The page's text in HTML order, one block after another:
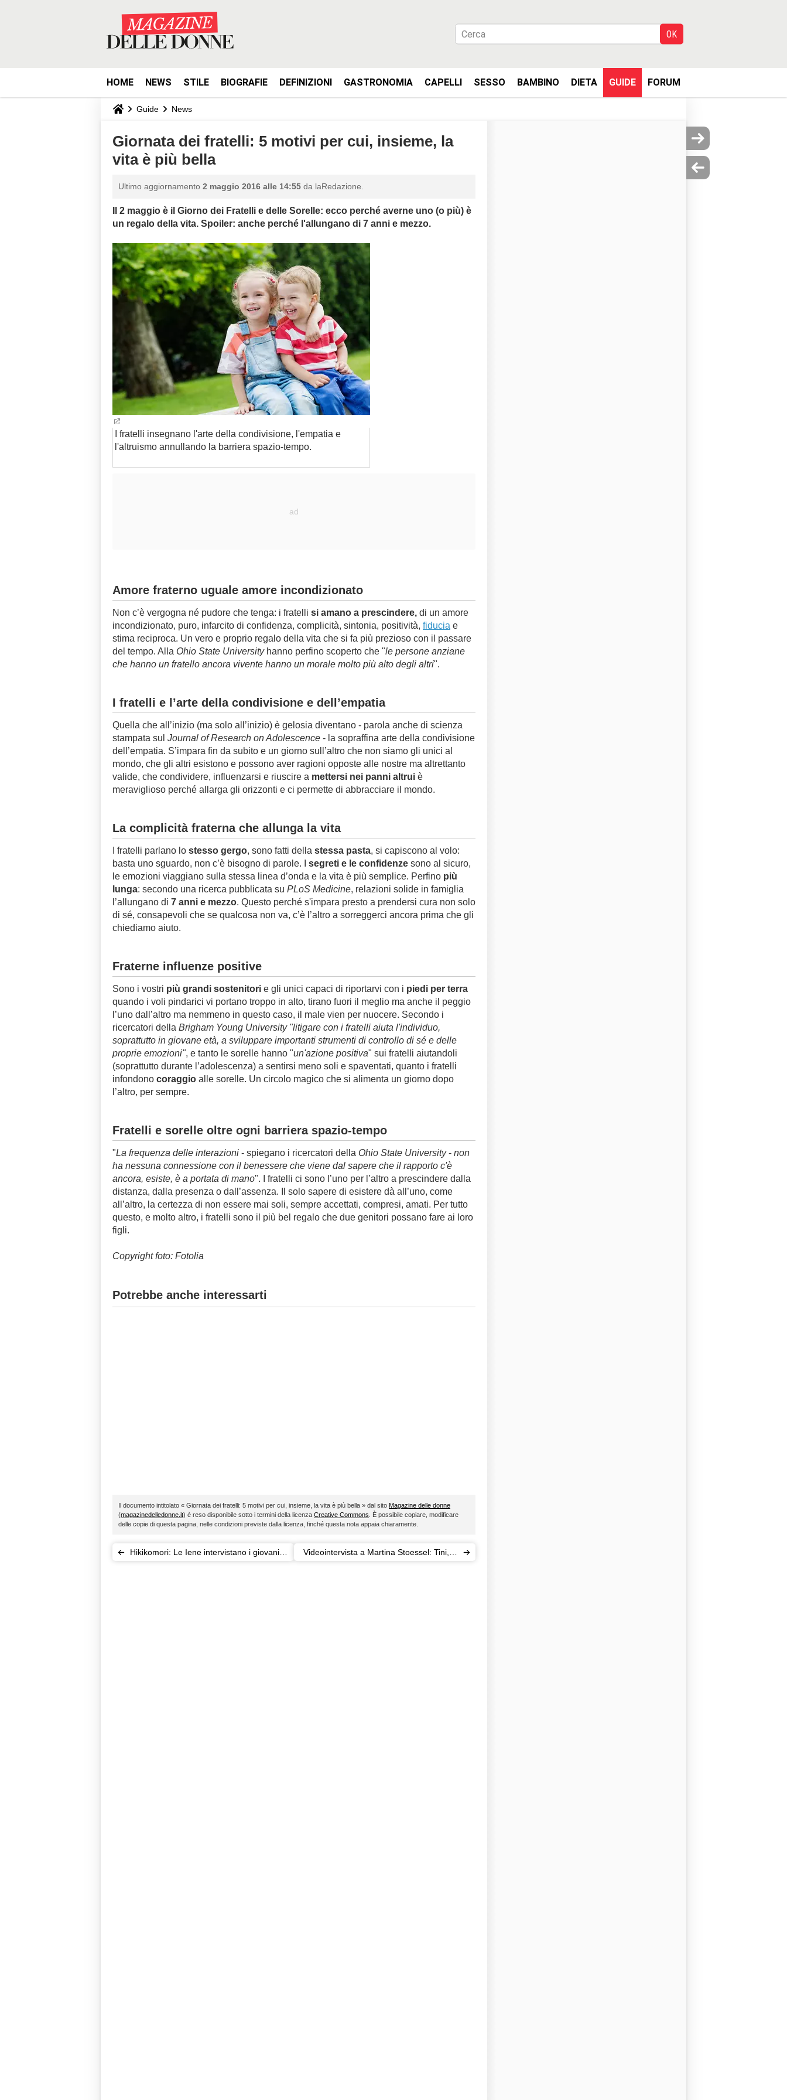
HOME NEWS STILE BIOGRAFIE DEFINIZIONI GASTRONOMIA CAPELLI SESSO BAMBINO DIETA GUIDE FORUM
Guide News
Giornata dei fratelli: 5 motivi per cui, insieme, la
vita è più bella
Ultimo aggiornamento 2 maggio 2016 alle 14:55 da laRedazione.
Il 2 maggio è il Giorno dei Fratelli e delle Sorelle: ecco perché averne uno (o più) è
un regalo della vita. Spoiler: anche perché l'allungano di 7 anni e mezzo.
I fratelli insegnano l'arte della condivisione, l'empatia e
l'altruismo annullando la barriera spazio-tempo.
Amore fraterno uguale amore incondizionato
Non c’è vergogna né pudore che tenga: i fratelli si amano a prescindere, di un amore
incondizionato, puro, infarcito di confidenza, complicità, sintonia, positività, fiducia e
stima reciproca. Un vero e proprio regalo della vita che si fa più prezioso con il passare
del tempo. Alla Ohio State Universityhanno perfino scoperto che "le persone anziane
che hanno un fratello ancora vivente hanno un morale molto più alto degli altri".
I fratelli e l’arte della condivisione e dell’empatia
Quella che all’inizio (ma solo all’inizio) è gelosia diventano - parola anche di scienza
stampata sul Journal of Research on Adolescence - la sopraffina arte della condivisione
dell’empatia. S’impara fin da subito e un giorno sull’altro che non siamo gli unici al
mondo, che gli altri esistono e possono aver ragioni opposte alle nostre ma altrettanto
valide, che condividere, influenzarsi e riuscire a mettersi nei panni altrui è
meraviglioso perché allarga gli orizzonti e ci permette di abbracciare il mondo.
La complicità fraterna che allunga la vita
I fratelli parlano lo stesso gergo, sono fatti della stessa pasta, si capiscono al volo:
basta uno sguardo, non c’è bisogno di parole. I segreti e le confidenze sono al sicuro,
le emozioni viaggiano sulla stessa linea d’onda e la vita è più semplice. Perfino più
lunga: secondo una ricerca pubblicata su PLoS Medicine, relazioni solide in famiglia
l’allungano di 7 anni e mezzo. Questo perché s'impara presto a prendersi cura non solo
di sé, consapevoli che se qualcosa non va, c’è l’altro a sorreggerci ancora prima che gli
chiediamo aiuto.
Fraterne influenze positive
Sono i vostri più grandi sostenitori e gli unici capaci di riportarvi con i piedi per terra
quando i voli pindarici vi portano troppo in alto, tirano fuori il meglio ma anche il peggio
l’uno dall’altro ma nemmeno in questo caso, il male vien per nuocere. Secondo i
ricercatori della Brigham Young University "litigare con i fratelli aiuta l'individuo,
soprattutto in giovane età, a sviluppare importanti strumenti di controllo di sé e delle
proprie emozioni", e tanto le sorelle hanno "un'azione positiva" sui fratelli aiutandoli
(soprattutto durante l’adolescenza) a sentirsi meno soli e spaventati, quanto i fratelli
infondono coraggio alle sorelle. Un circolo magico che si alimenta un giorno dopo
l’altro, per sempre.
Fratelli e sorelle oltre ogni barriera spazio-tempo
"La frequenza delle interazioni - spiegano i ricercatori della Ohio State University- non
ha nessuna connessione con il benessere che viene dal sapere che il rapporto c'è
ancora, esiste, è a portata di mano". I fratelli ci sono l’uno per l’altro a prescindere dalla
distanza, dalla presenza o dall’assenza. Il solo sapere di esistere dà all’uno, come
all’altro, la certezza di non essere mai soli, sempre accettati, compresi, amati. Per tutto
questo, e molto altro, i fratelli sono il più bel regalo che due genitori possano fare ai loro
figli.
Copyright foto: Fotolia
Potrebbe anche interessarti
Il documento intitolato « Giornata dei fratelli: 5 motivi per cui, insieme, la vita è più bella » dal sito Magazine delle donne
(magazinedelledonne.it) è reso disponibile sotto i termini della licenza Creative Commons . È possibile copiare, modificare
delle copie di questa pagina, nelle condizioni previste dalla licenza, finché questa nota appaia chiaramente.
Hikikomori: Le Iene intervistano i giovani
Videointervista a Martina Stoessel: Tini, la